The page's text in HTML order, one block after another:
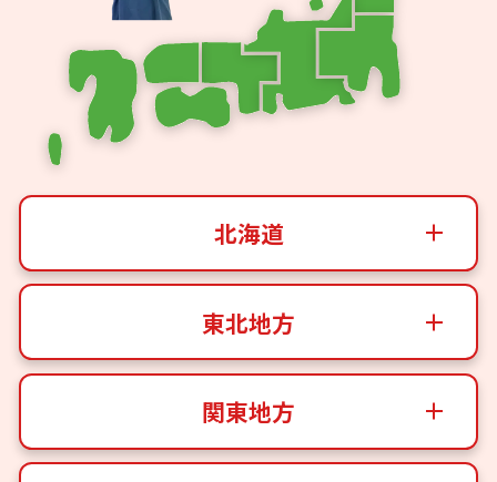
北海道
東北地方
関東地方